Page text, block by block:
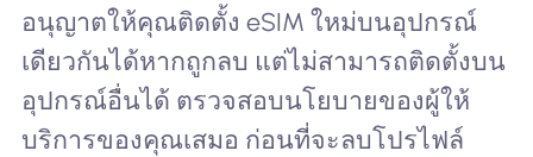
อนุญาตให้คุณติดตั้ง eSIM ใหม่บนอุปกรณ์
เดียวกันได้หากถูกลบ แต่ไม่สามารถติดตั้งบน
อุปกรณ์อื่นได้ ตรวจสอบนโยบายของผู้ให้
บริการของคุณเสมอ ก่อนที่จะลบโปรไฟล์